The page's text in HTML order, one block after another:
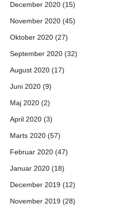
December 2020 (15)
November 2020 (45)
Oktober 2020 (27)
September 2020 (32)
August 2020 (17)
Juni 2020 (9)
Maj 2020 (2)
April 2020 (3)
Marts 2020 (57)
Februar 2020 (47)
Januar 2020 (18)
December 2019 (12)
November 2019 (28)